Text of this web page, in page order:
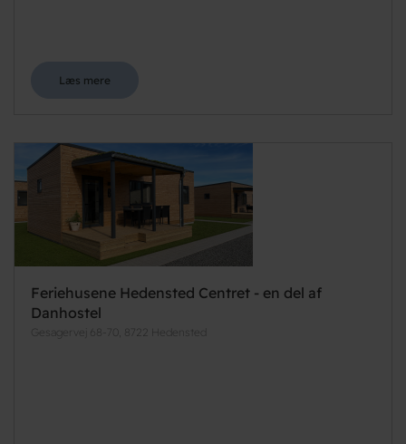
Læs mere
Feriehusene Hedensted Centret - en del af
Danhostel
Gesagervej 68-70, 8722 Hedensted